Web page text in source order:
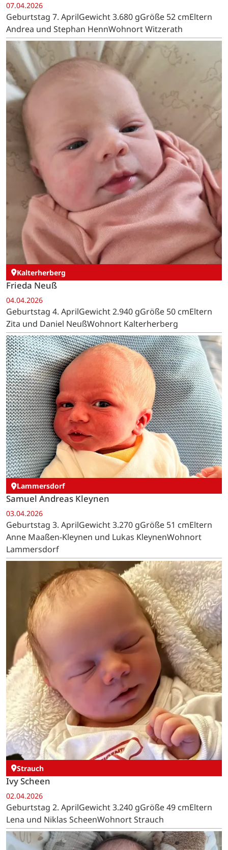
07.04.2026
Geburtstag 7. AprilGewicht 3.680 gGröße 52 cmEltern
Andrea und Stephan HennWohnort Witzerath
Kalterherberg
Frieda Neuß
04.04.2026
Geburtstag 4. AprilGewicht 2.940 gGröße 50 cmEltern
Zita und Daniel NeußWohnort Kalterherberg
Lammersdorf
Samuel Andreas Kleynen
03.04.2026
Geburtstag 3. AprilGewicht 3.270 gGröße 51 cmEltern
Anne Maaßen-Kleynen und Lukas KleynenWohnort
Lammersdorf
Strauch
Ivy Scheen
02.04.2026
Geburtstag 2. AprilGewicht 3.240 gGröße 49 cmEltern
Lena und Niklas ScheenWohnort Strauch